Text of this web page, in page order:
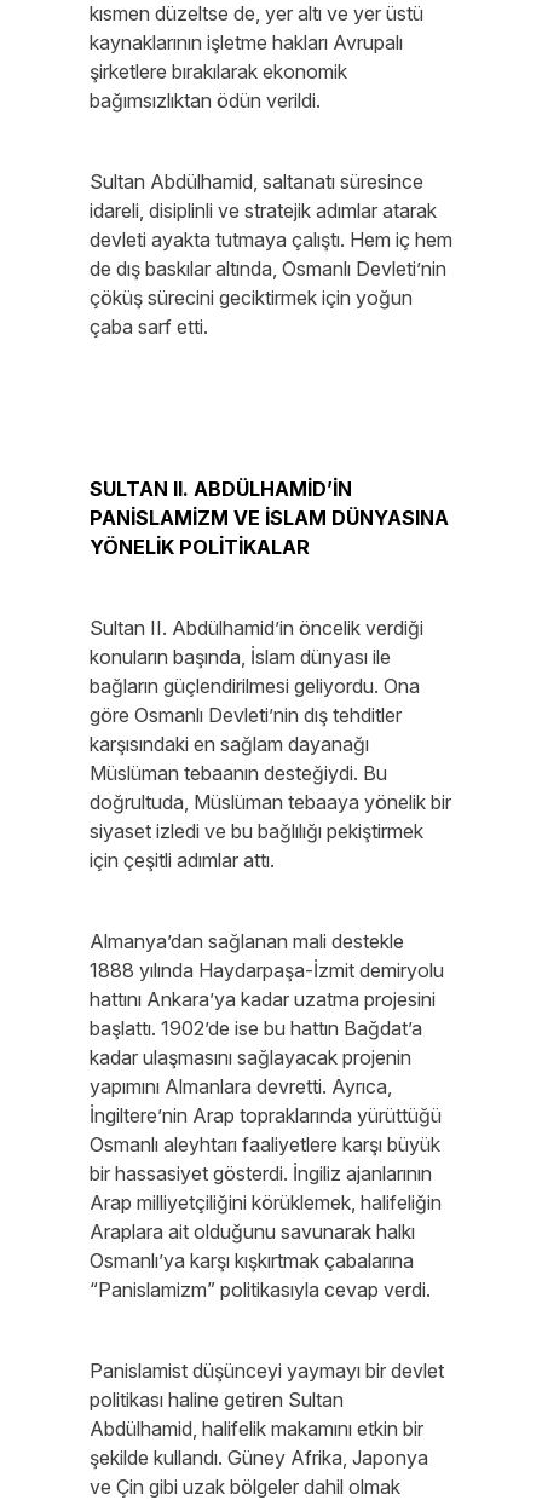
kısmen düzeltse de, yer altı ve yer üstü
kaynaklarının işletme hakları Avrupalı
şirketlere bırakılarak ekonomik
bağımsızlıktan ödün verildi.
Sultan Abdülhamid, saltanatı süresince
idareli, disiplinli ve stratejik adımlar atarak
devleti ayakta tutmaya çalıştı. Hem iç hem
de dış baskılar altında, Osmanlı Devleti’nin
çöküş sürecini geciktirmek için yoğun
çaba sarf etti.
SULTAN II. ABDÜLHAMİD’İN
PANİSLAMİZM VE İSLAM DÜNYASINA
YÖNELİK POLİTİKALAR
Sultan II. Abdülhamid’in öncelik verdiği
konuların başında, İslam dünyası ile
bağların güçlendirilmesi geliyordu. Ona
göre Osmanlı Devleti’nin dış tehditler
karşısındaki en sağlam dayanağı
Müslüman tebaanın desteğiydi. Bu
doğrultuda, Müslüman tebaaya yönelik bir
siyaset izledi ve bu bağlılığı pekiştirmek
için çeşitli adımlar attı.
Almanya’dan sağlanan mali destekle
1888 yılında Haydarpaşa-İzmit demiryolu
hattını Ankara’ya kadar uzatma projesini
başlattı. 1902’de ise bu hattın Bağdat’a
kadar ulaşmasını sağlayacak projenin
yapımını Almanlara devretti. Ayrıca,
İngiltere’nin Arap topraklarında yürüttüğü
Osmanlı aleyhtarı faaliyetlere karşı büyük
bir hassasiyet gösterdi. İngiliz ajanlarının
Arap milliyetçiliğini körüklemek, halifeliğin
Araplara ait olduğunu savunarak halkı
Osmanlı’ya karşı kışkırtmak çabalarına
“Panislamizm” politikasıyla cevap verdi.
Panislamist düşünceyi yaymayı bir devlet
politikası haline getiren Sultan
Abdülhamid, halifelik makamını etkin bir
şekilde kullandı. Güney Afrika, Japonya
ve Çin gibi uzak bölgeler dahil olmak